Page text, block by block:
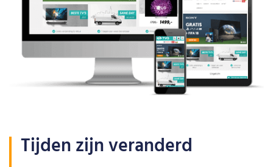
Tijden zijn veranderd